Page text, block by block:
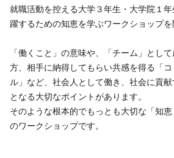
味のトラベル
いいね！あいち産料理レシピ
安心・安全の取り組みについて
営農支援センター
生産履歴管理システム
JAあいち版GAP
いきいき愛知
就職活動を控える大学３年生・大学院１
躍するための知恵を学ぶワークショップを
「働くこと」の意味や、「チーム」とし
方、相手に納得してもらい共感を得る「
ル」など、社会人として働き、社会に貢
となる大切なポイントがあります。
そのような根本的でもっとも大切な「知
のワークショップです。